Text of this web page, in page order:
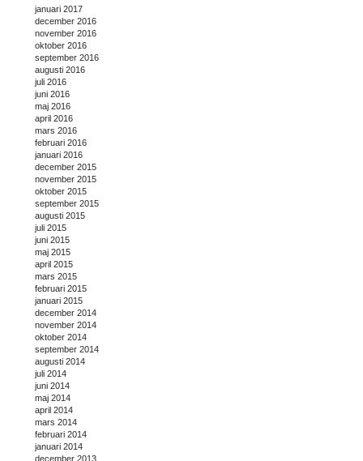
januari 2017
december 2016
november 2016
oktober 2016
september 2016
augusti 2016
juli 2016
juni 2016
maj 2016
april 2016
mars 2016
februari 2016
januari 2016
december 2015
november 2015
oktober 2015
september 2015
augusti 2015
juli 2015
juni 2015
maj 2015
april 2015
mars 2015
februari 2015
januari 2015
december 2014
november 2014
oktober 2014
september 2014
augusti 2014
juli 2014
juni 2014
maj 2014
april 2014
mars 2014
februari 2014
januari 2014
december 2013